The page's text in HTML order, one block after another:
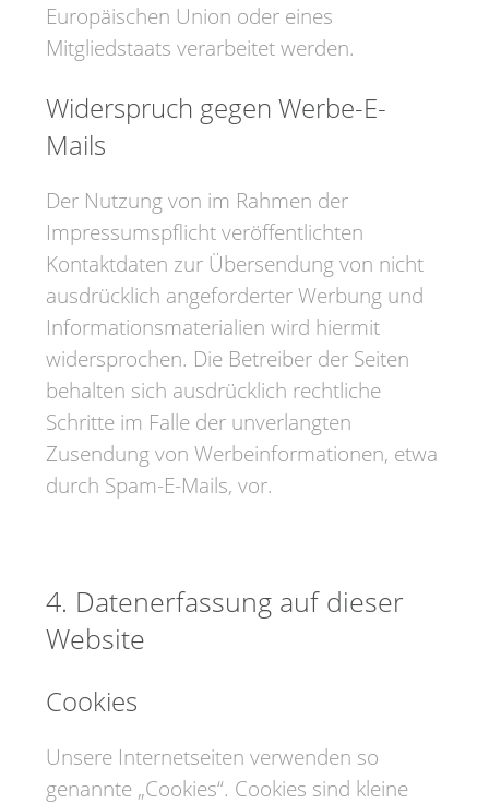
Europäischen Union oder eines
Mitgliedstaats verarbeitet werden.
Widerspruch gegen Werbe-E-
Mails
Der Nutzung von im Rahmen der
Impressumspflicht veröffentlichten
Kontaktdaten zur Übersendung von nicht
ausdrücklich angeforderter Werbung und
Informationsmaterialien wird hiermit
widersprochen. Die Betreiber der Seiten
behalten sich ausdrücklich rechtliche
Schritte im Falle der unverlangten
Zusendung von Werbeinformationen, etwa
durch Spam-E-Mails, vor.
4. Datenerfassung auf dieser
Website
Cookies
Unsere Internetseiten verwenden so
genannte „Cookies“. Cookies sind kleine